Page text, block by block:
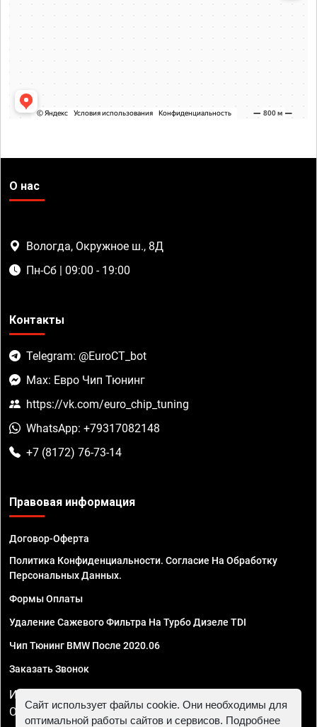
О нас
Вологда, Окружное ш., 8Д
Пн-Сб | 09:00 - 19:00
Контакты
Telegram: @EuroCT_bot
Max: Евро Чип Тюнинг
https://vk.com/euro_chip_tuning
WhatsApp: +79317082148
+7 (8172) 76-73-14
Правовая информация
Договор-Оферта
Политика Конфиденциальности. Согласие На Обработку
Персональных Данных.
Формы Оплаты
Удаление Сажевого Фильтра На Турбо Дизеле TDI
Чип Тюнинг BMW После 2020.06
Заказать Звонок
ИП Смирнов Георгий Павлович. ИНН 781302555843,
ОГРНИП 324470400032610
Сайт использует файлы cookie. Они необходимы для
оптимальной работы сайтов и сервисов. Подробнее